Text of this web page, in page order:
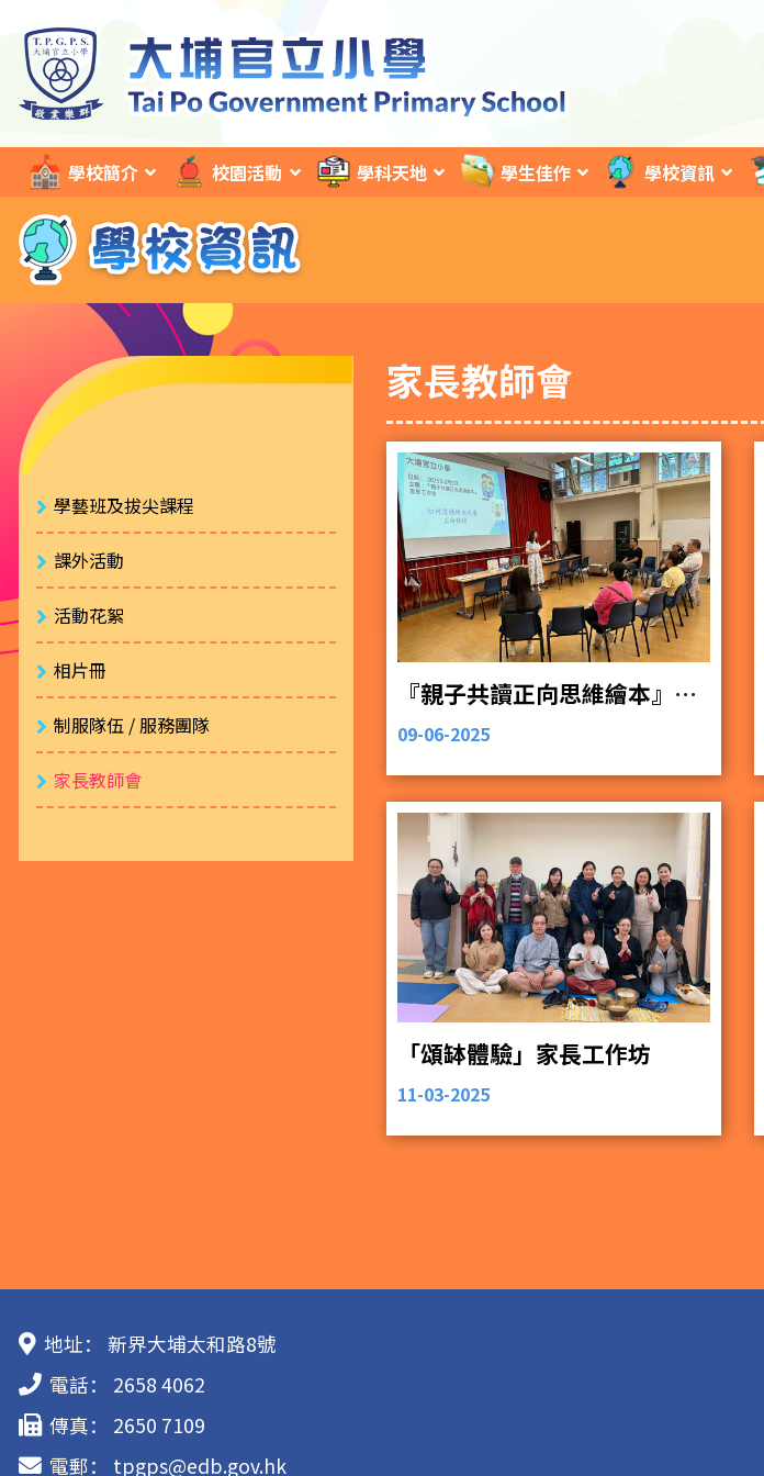
學校簡介 校園活動 學科天地 學生佳作 學校資訊
學藝班及拔尖課程
課外活動
活動花絮
相片冊
制服隊伍 / 服務團隊
家長教師會
家長教師會
『親子共讀正向思維繪本』家長工作坊
09-06-2025
「頌缽體驗」家長工作坊
11-03-2025
地址：
新界大埔太和路8號
電話：
2658 4062
傳真：
2650 7109
電郵：
tpgps@edb.gov.hk